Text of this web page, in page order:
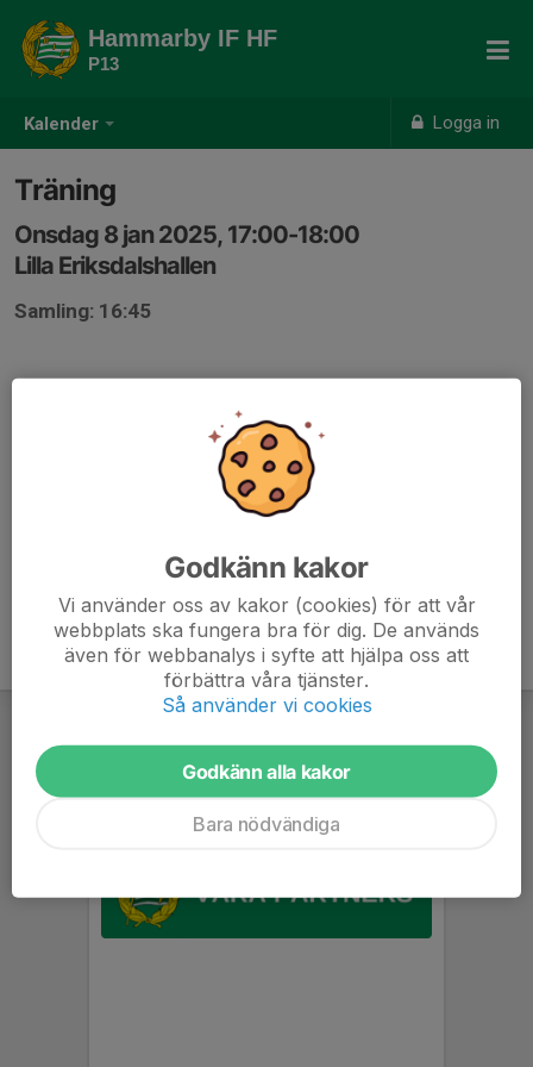
Kalender Logga in
Hammarby IF HF
P13
Träning
Onsdag 8 jan 2025, 17:00-18:00
Lilla Eriksdalshallen
Samling: 16:45
Godkänn kakor
Vi använder oss av kakor (cookies) för att vår
webbplats ska fungera bra för dig. De används
även för webbanalys i syfte att hjälpa oss att
förbättra våra tjänster.
Så använder vi cookies
Godkänn alla kakor
Bara nödvändiga